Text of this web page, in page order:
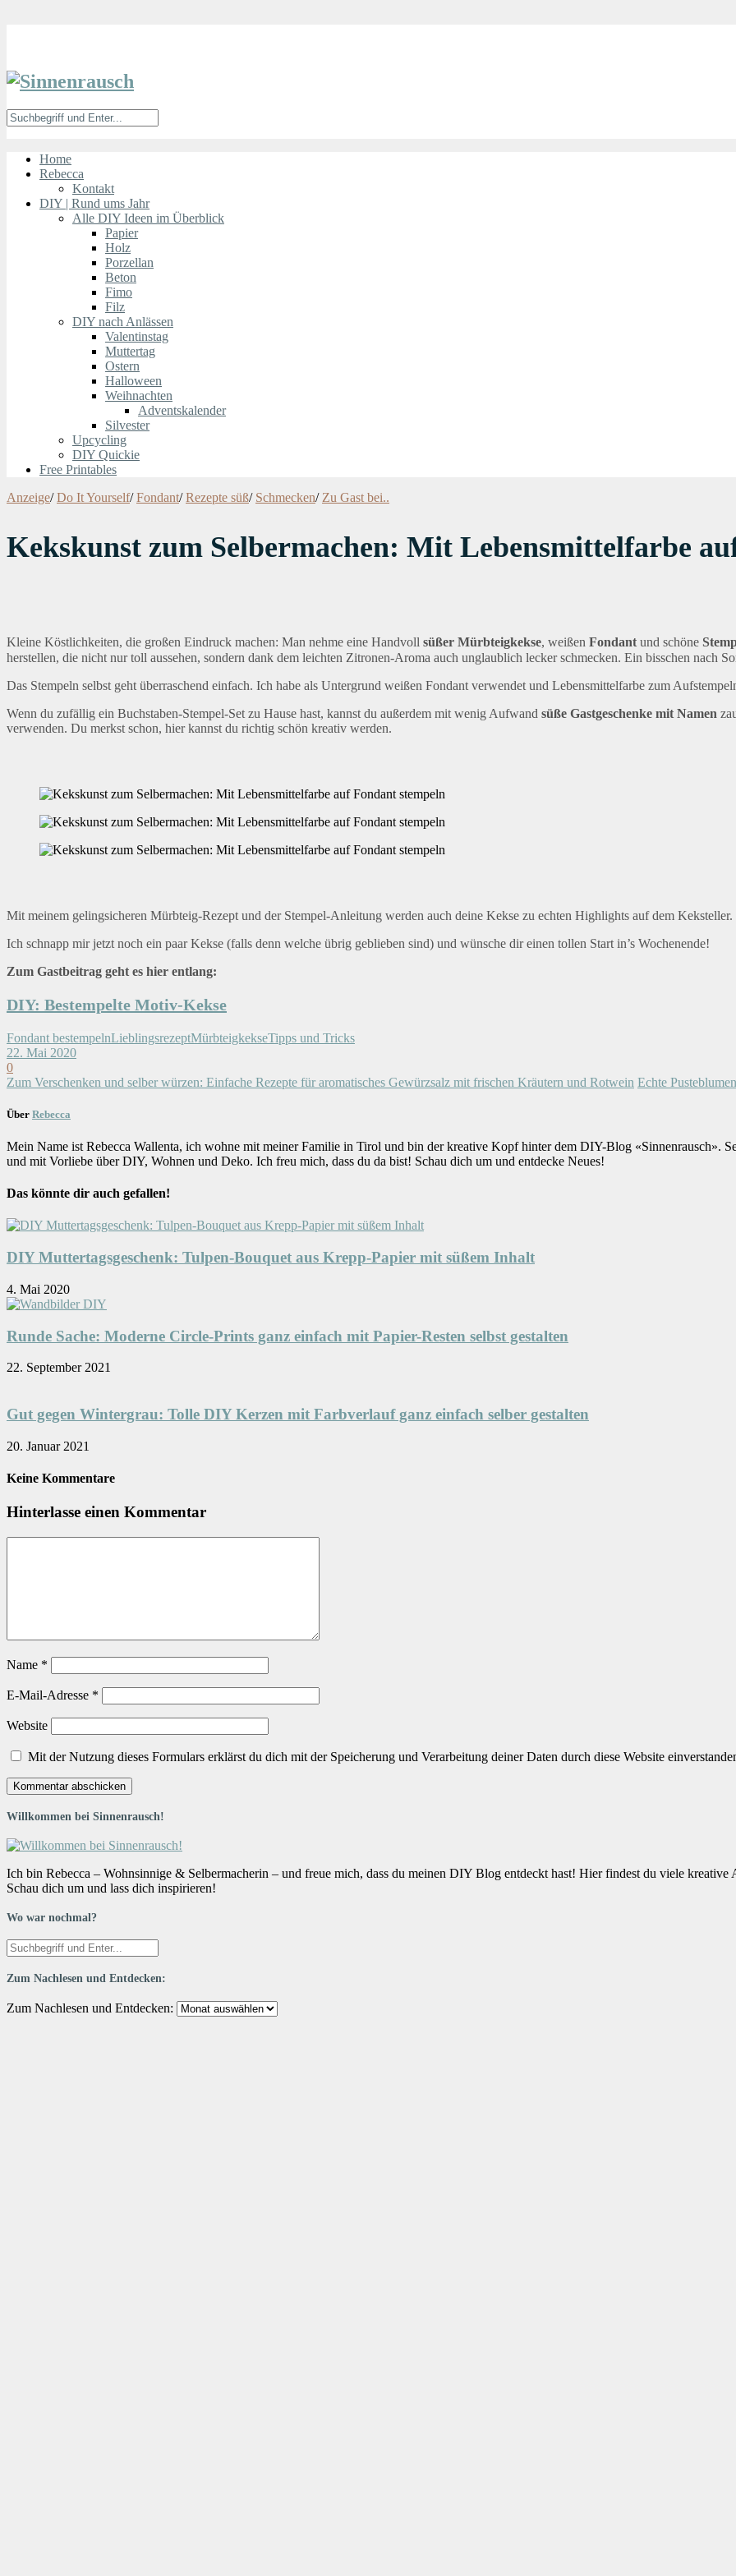
Home
Rebecca
Kontakt
DIY | Rund ums Jahr
Alle DIY Ideen im Überblick
Papier
Holz
Porzellan
Beton
Fimo
Filz
DIY nach Anlässen
Valentinstag
Muttertag
Ostern
Halloween
Weihnachten
Adventskalender
Silvester
Upcycling
DIY Quickie
Free Printables
Anzeige/ Do It Yourself/ Fondant/ Rezepte süß/ Schmecken/ Zu Gast bei..
Kekskunst zum Selbermachen: Mit Lebensmittelfarbe
Kleine Köstlichkeiten, die großen Eindruck machen: Man nehme eine Handvoll süßer Mürbteigkekse, weißen Fondant und schöne
herstellen, die nicht nur toll aussehen, sondern dank dem leichten Zitronen-Aroma auch unglaublich lecker schmecken. Ein bisschen nach
Das Stempeln selbst geht überraschend einfach. Ich habe als Untergrund weißen Fondant verwendet und Lebensmittelfarbe zum
Wenn du zufällig ein Buchstaben-Stempel-Set zu Hause hast, kannst du außerdem mit wenig Aufwand süße Gastgeschenke mit Namen
verwenden. Du merkst schon, hier kannst du richtig schön kreativ werden.
Mit meinem gelingsicheren Mürbteig-Rezept und der Stempel-Anleitung werden auch deine Kekse zu echten Highlights auf dem Keksteller.
Ich schnapp mir jetzt noch ein paar Kekse (falls denn welche übrig geblieben sind) und wünsche dir einen tollen Start in’s Wochenende!
Zum Gastbeitrag geht es hier entlang:
DIY: Bestempelte Motiv-Kekse
Fondant bestempelnLieblingsrezeptMürbteigkekseTipps und Tricks
22. Mai 2020
0
Zum Verschenken und selber würzen: Einfache Rezepte für aromatisches Gewürzsalz mit frischen Kräutern und Rotwein Echte
Über Rebecca
Mein Name ist Rebecca Wallenta, ich wohne mit meiner Familie in Tirol und bin der kreative Kopf hinter dem DIY-Blog «Sinnenrausch».
und mit Vorliebe über DIY, Wohnen und Deko. Ich freu mich, dass du da bist! Schau dich um und entdecke Neues!
Das könnte dir auch gefallen!
DIY Muttertagsgeschenk: Tulpen-Bouquet aus Krepp-Papier mit süßem Inhalt
4. Mai 2020
Runde Sache: Moderne Circle-Prints ganz einfach mit Papier-Resten selbst gestalten
22. September 2021
Gut gegen Wintergrau: Tolle DIY Kerzen mit Farbverlauf ganz einfach selber gestalten
20. Januar 2021
Keine Kommentare
Hinterlasse einen Kommentar
Name *
E-Mail-Adresse *
Website
Mit der Nutzung dieses Formulars erklärst du dich mit der Speicherung und Verarbeitung deiner Daten durch diese Website
Willkommen bei Sinnenrausch!
Ich bin Rebecca – Wohnsinnige & Selbermacherin – und freue mich, dass du meinen DIY Blog entdeckt hast! Hier findest du viele
Schau dich um und lass dich inspirieren!
Wo war nochmal?
Zum Nachlesen und Entdecken:
Zum Nachlesen und Entdecken: